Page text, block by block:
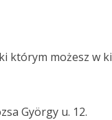
którym możesz w
György u. 12.